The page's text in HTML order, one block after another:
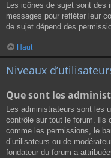
Les icônes de sujet sont des
messages pour refléter leur
de sujet dépend des
Haut
Niveaux
Que sont les
Les administrateurs sont les
contrôle sur tout le forum. Ils
comme les permissions, le
d’utilisateurs ou de
fondateur du forum a